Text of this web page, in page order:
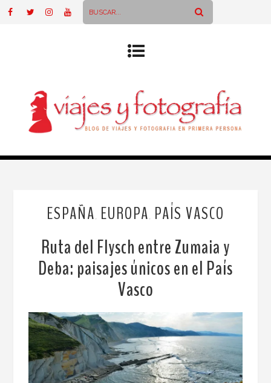
ESPAÑA EUROPA PAÍS VASCO
Ruta del Flysch entre Zumaia y
Deba: paisajes únicos en el País
Vasco